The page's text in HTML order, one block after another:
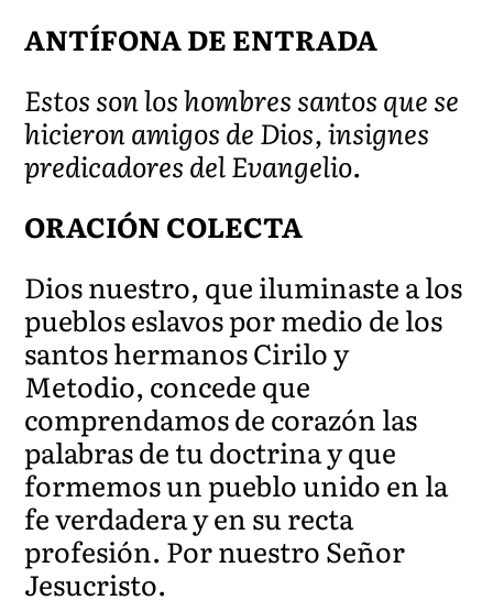
ANTÍFONA DE ENTRADA
Estos son los hombres santos que se
hicieron amigos de Dios, insignes
predicadores del Evangelio.
ORACIÓN COLECTA
Dios nuestro, que iluminaste a los
pueblos eslavos por medio de los
santos hermanos Cirilo y
Metodio, concede que
comprendamos de corazón las
palabras de tu doctrina y que
formemos un pueblo unido en la
fe verdadera y en su recta
profesión. Por nuestro Señor
Jesucristo.